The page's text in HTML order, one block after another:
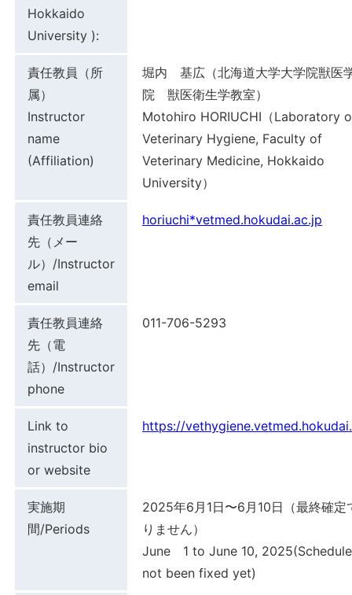
Hokkaido
University ):
責任教員（所
属）
Instructor
name
(Affiliation)
堀内 基広（北海道大学大学院獣医
院 獣医衛生学教室）
Motohiro HORIUCHI（Laboratory
Veterinary Hygiene, Faculty of
Veterinary Medicine, Hokkaido
University）
責任教員連絡
先（メー
ル）/Instructor
email
horiuchi*vetmed.hokudai.ac.jp
責任教員連絡
先（電
話）/Instructor
phone
011-706-5293
Link to
instructor bio
or website
https://
実施期
間/Periods
2025年6月1日〜6月10日（最終確定
りません）
June 1 to June 10,
not been fixed yet)